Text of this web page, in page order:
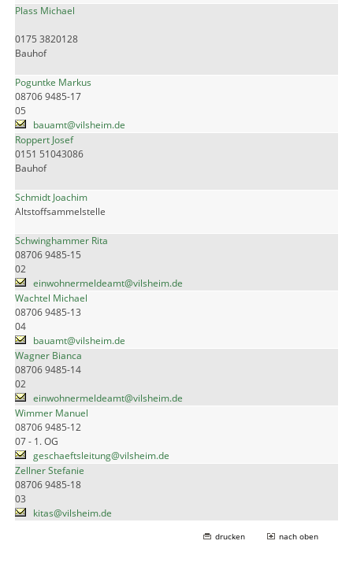
Plass Michael
0175 3820128
Bauhof
Poguntke Markus
08706 9485-17
05
bauamt@vilsheim.de
Roppert Josef
0151 51043086
Bauhof
Schmidt Joachim
Altstoffsammelstelle
Schwinghammer Rita
08706 9485-15
02
einwohnermeldeamt@vilsheim.de
Wachtel Michael
08706 9485-13
04
bauamt@vilsheim.de
Wagner Bianca
08706 9485-14
02
einwohnermeldeamt@vilsheim.de
Wimmer Manuel
08706 9485-12
07 - 1. OG
geschaeftsleitung@vilsheim.de
Zellner Stefanie
08706 9485-18
03
kitas@vilsheim.de
drucken nach oben